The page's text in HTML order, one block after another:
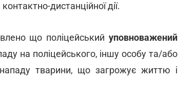
дистанційної дії.
що поліцейський уповноважений
на поліцейського, іншу особу та/або
тварини, що загрожує життю і